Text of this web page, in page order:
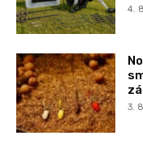
4.
3.